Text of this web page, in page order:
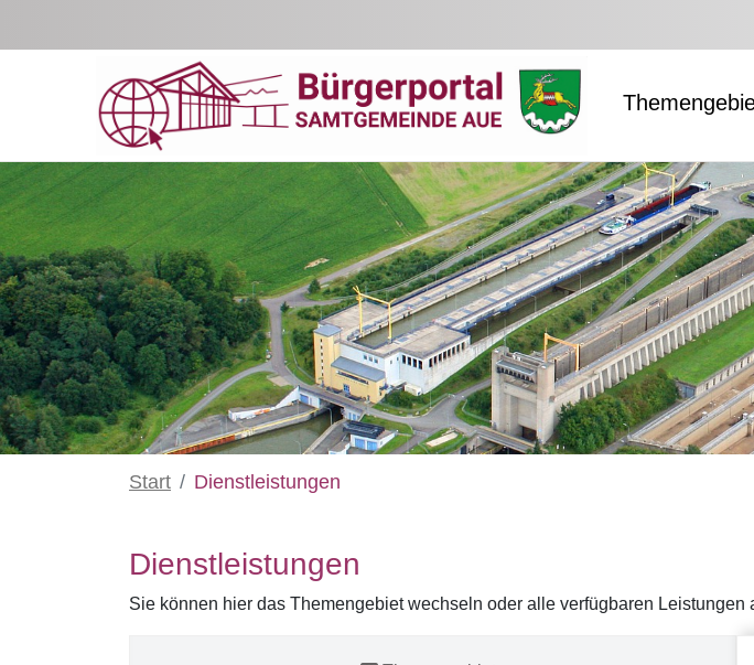
Start Dienstleistungen
Dienstleistungen
Sie können hier das Themengebiet wechseln oder alle verfügbaren Leistungen